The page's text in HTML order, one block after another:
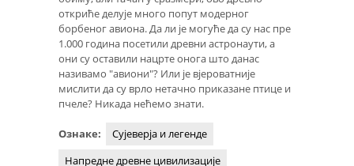
откриће делује много попут модерног
борбеног авиона. Да ли је могуће да су нас пре
1.000 година посетили древни астронаути, а
они су оставили нацрте онога што данас
називамо "авиони"? Или је вјероватније
мислити да су врло нетачно приказане птице и
пчеле? Никада нећемо знати.
Ознаке:
Сујеверја и легенде
Напредне древне цивилизације